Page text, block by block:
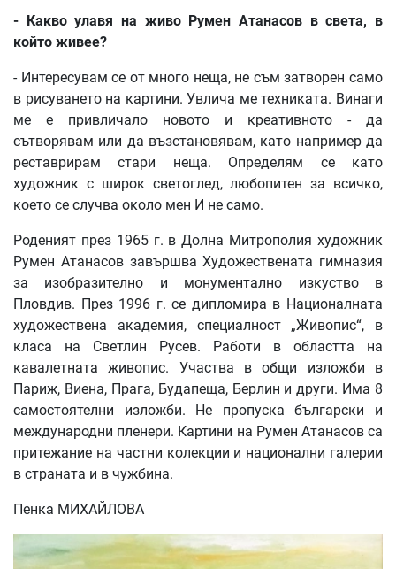
- Какво улавя на живо Румен Атанасов в света, в
който живее?
- Интересувам се от много неща, не съм затворен само
в рисуването на картини. Увлича ме техниката. Винаги
ме е привличало новото и креативното - да
сътворявам или да възстановявам, като например да
реставрирам стари неща. Определям се като
художник с широк светоглед, любопитен за всичко,
което се случва около мен И не само.
Роденият през 1965 г. в Долна Митрополия художник
Румен Атанасов завършва Художествената гимназия
за изобразително и монументално изкуство в
Пловдив. През 1996 г. се дипломира в Националната
художествена академия, специалност „Живопис“, в
класа на Светлин Русев. Работи в областта на
кавалетната живопис. Участва в общи изложби в
Париж, Виена, Прага, Будапеща, Берлин и други. Има 8
самостоятелни изложби. Не пропуска български и
международни пленери. Картини на Румен Атанасов са
притежание на частни колекции и национални галерии
в страната и в чужбина.
Пенка МИХАЙЛОВА